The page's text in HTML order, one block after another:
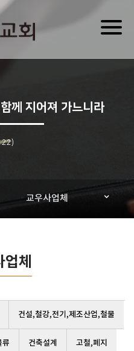
께 지어져 가느니라
교우사업체
체
건설,철강,전기,제조산업,철물
류 건축설계 고철,폐지